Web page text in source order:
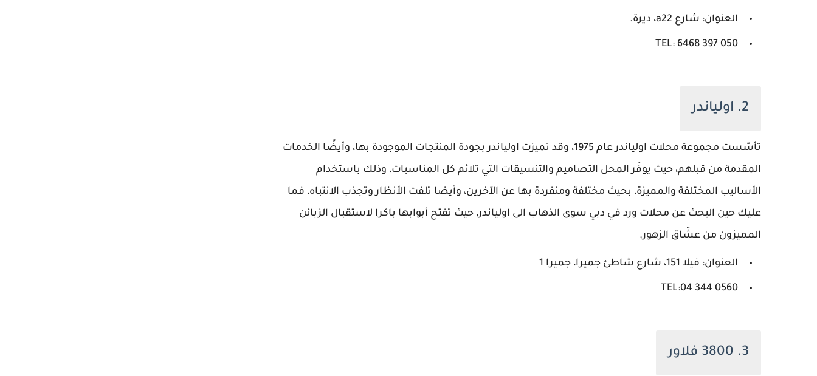
العنوان: شارع a22، ديرة.
TEL: 6468 397 050
2. اولياندر
تأسّست مجموعة محلات اولياندر عام 1975، وقد تميزت اولياندر بجودة المنتجات الموجودة بها، وأيضًا الخدمات
المقدمة من قبلهم، حيث يوفّر المحل التصاميم والتنسيقات التي تلائم كل المناسبات، وذلك باستخدام
الأساليب المختلفة والمميزة، بحيث مختلفة ومنفردة بها عن الآخرين، وأيضا تلفت الأنظار وتجذب الانتباه، فما
عليك حين البحث عن محلات ورد في دبي سوى الذهاب الى اولياندر، حيث تفتح أبوابها باكرا لاستقبال الزبائن
المميزون من عشّاق الزهور.
العنوان: فيلا 151، شارع شاطئ جميرا، جميرا 1
0560 344 04:TEL
3. 3800 فلاور